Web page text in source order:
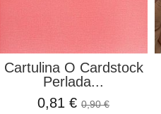
Cartulina O Cardstock
Perlada...
0,81 €0,90 €